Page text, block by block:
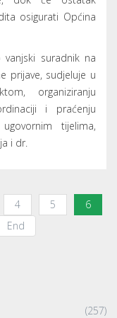
osigurati Općina
vanjski suradnik na
prijave, sudjeluje u
organiziranju
i praćenju
tijelima,
i dr.
4 5
6
End
(257)